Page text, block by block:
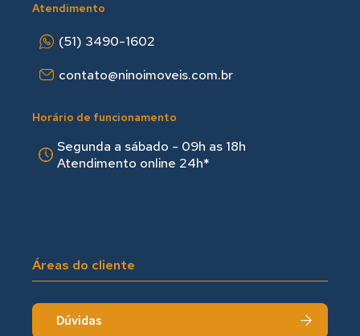
Atendimento
(51) 3490-1602
contato@ninoimoveis.com.br
Horário de funcionamento
Segunda a sábado - 09h as 18hㅤㅤ
Atendimento online 24h*
Áreas do cliente
Dúvidas